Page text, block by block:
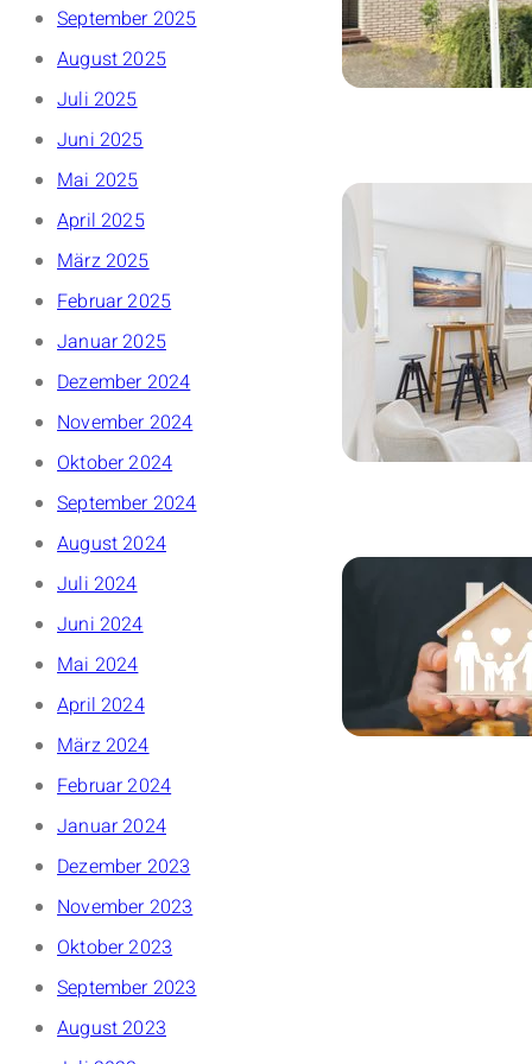
September 2025
August 2025
Juli 2025
Juni 2025
Mai 2025
April 2025
März 2025
Februar 2025
Januar 2025
Dezember 2024
November 2024
Oktober 2024
September 2024
August 2024
Juli 2024
Juni 2024
Mai 2024
April 2024
März 2024
Februar 2024
Januar 2024
Dezember 2023
November 2023
Oktober 2023
September 2023
August 2023